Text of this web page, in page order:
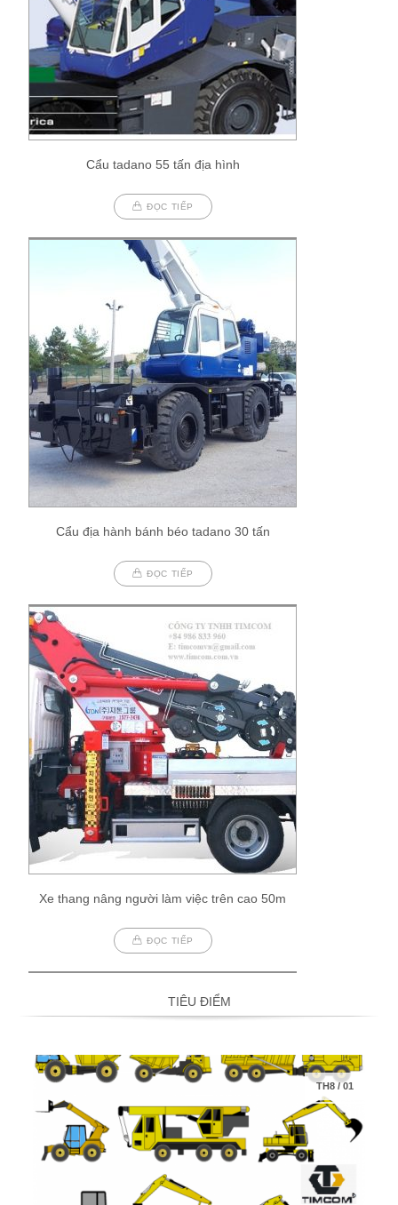
Cẩu tadano 55 tấn địa hình
ĐỌC TIẾP
Cẩu địa hành bánh béo tadano 30 tấn
ĐỌC TIẾP
Xe thang nâng người làm việc trên cao 50m
ĐỌC TIẾP
TIÊU ĐIỂM
TH8/01